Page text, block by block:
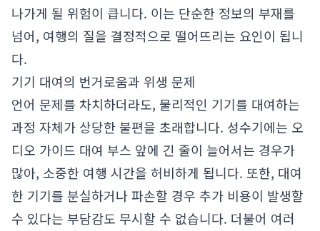
나가게 될 위험이 큽니다. 이는 단순한 정보의 부재를
넘어, 여행의 질을 결정적으로 떨어뜨리는 요인이 됩니
다.
기기 대여의 번거로움과 위생 문제
언어 문제를 차치하더라도, 물리적인 기기를 대여하는
과정 자체가 상당한 불편을 초래합니다. 성수기에는 오
디오 가이드 대여 부스 앞에 긴 줄이 늘어서는 경우가
많아, 소중한 여행 시간을 허비하게 됩니다. 또한, 대여
한 기기를 분실하거나 파손할 경우 추가 비용이 발생할
수 있다는 부담감도 무시할 수 없습니다. 더불어 여러